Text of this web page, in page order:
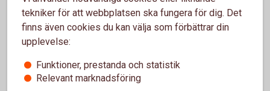
Så funkar bankintegrationen
tekniker för att webbplatsen ska fungera för dig. Det
finns även cookies du kan välja som förbättrar din
upplevelse:
Funktioner, prestanda och statistik
Relevant marknadsföring